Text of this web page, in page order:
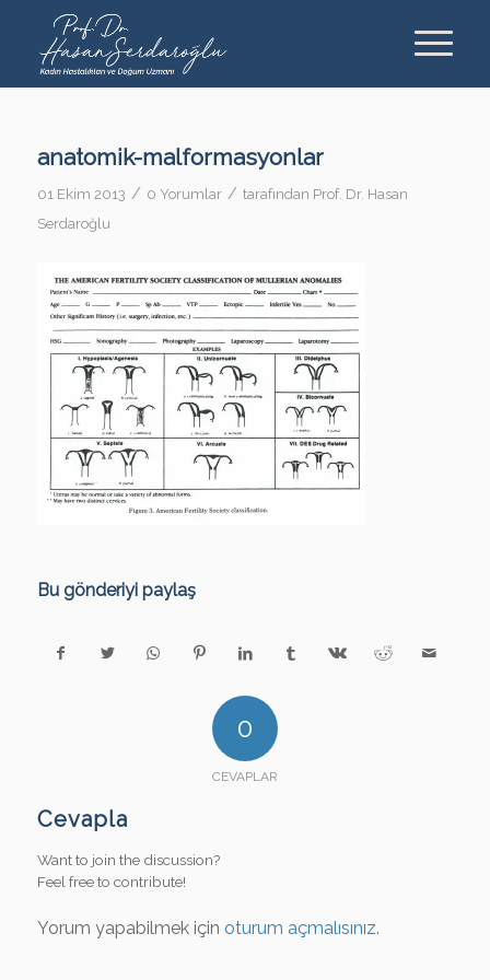
anatomik-malformasyonlar
01 Ekim 2013 / 0 Yorumlar / tarafından Prof. Dr. Hasan
Serdaroğlu
Bu gönderiyi paylaş
0
CEVAPLAR
Cevapla
Want to join the discussion?
Feel free to contribute!
Yorum yapabilmek için oturum açmalısınız.